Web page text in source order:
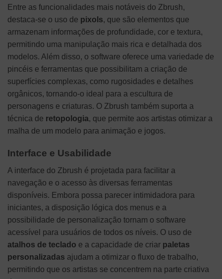
Entre as funcionalidades mais notáveis do Zbrush,
destaca-se o uso de pixols, que são elementos que
armazenam informações de profundidade, cor e textura,
permitindo uma manipulação mais rica e detalhada dos
modelos. Além disso, o software oferece uma variedade de
pincéis e ferramentas que possibilitam a criação de
superfícies complexas, como rugosidades e detalhes
orgânicos, tornando-o ideal para a escultura de
personagens e criaturas. O Zbrush também suporta a
técnica de retopologia, que permite aos artistas otimizar a
malha de um modelo para animação e jogos.
Interface e Usabilidade
A interface do Zbrush é projetada para facilitar a
navegação e o acesso às diversas ferramentas
disponíveis. Embora possa parecer intimidadora para
iniciantes, a disposição lógica dos menus e a
possibilidade de personalização tornam o software
acessível para usuários de todos os níveis. O uso de
atalhos de teclado e a capacidade de criar paletas
personalizadas ajudam a otimizar o fluxo de trabalho,
permitindo que os artistas se concentrem na parte criativa